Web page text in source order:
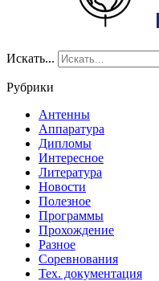
Искать...
Рубрики
Антенны
Аппаратура
Дипломы
Интересное
Литература
Новости
Полезное
Программы
Прохождение
Разное
Соревнования
Тех. документация